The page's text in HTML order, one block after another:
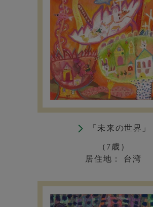
「未来の世界」
（7歳）
居住地： 台湾